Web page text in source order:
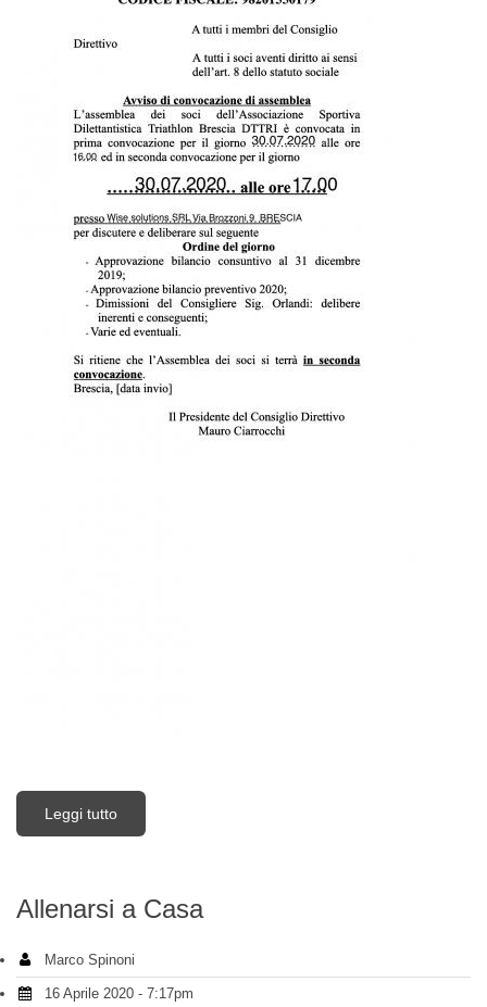
Leggi tutto
Allenarsi a Casa
Marco Spinoni
16 Aprile 2020 - 7:17pm